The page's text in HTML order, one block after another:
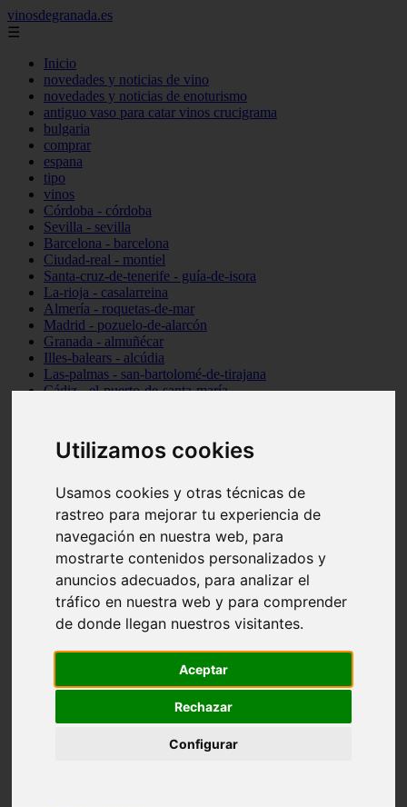
Utilizamos cookies
Usamos cookies y otras técnicas de
rastreo para mejorar tu experiencia de
navegación en nuestra web, para
mostrarte contenidos personalizados y
anuncios adecuados, para analizar el
tráfico en nuestra web y para comprender
de donde llegan nuestros visitantes.
Aceptar
Rechazar
Configurar
vinosdegranada.es
☰
Inicio
novedades y noticias de vino
novedades y noticias de enoturismo
antiguo vaso para catar vinos crucigrama
bulgaria
comprar
espana
tipo
vinos
Córdoba - córdoba
Sevilla - sevilla
Barcelona - barcelona
Ciudad-real - montiel
Santa-cruz-de-tenerife - guía-de-isora
La-rioja - casalarreina
Almería - roquetas-de-mar
Madrid - pozuelo-de-alarcón
Granada - almuñécar
Illes-balears - alcúdia
Las-palmas - san-bartolomé-de-tirajana
Cádiz - el-puerto-de-santa-maría
Santa-cruz-de-tenerife - los-llanos-de-aridane
Cantabria - suances
Granada - monachil
Huesca - isábena
Huesca - alquézar
Huesca - castejón-de-sos
Sevilla - marinaleda
Córdoba - almedinilla
Navarra - zangoza
Cantabria - arenas-de-iguña
Barcelona - la-pobla-de-lillet
Las-palmas - yaiza
Valladolid - fuensaldaña